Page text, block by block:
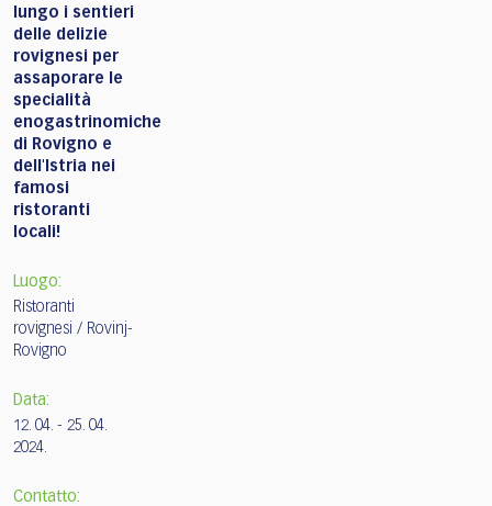
lungo i sentieri
delle delizie
rovignesi per
assaporare le
specialità
enogastrinomiche
di Rovigno e
dell'Istria nei
famosi
ristoranti
locali!
Luogo:
Ristoranti
rovignesi / Rovinj-
Rovigno
Data:
12. 04. - 25. 04.
2024.
Contatto: